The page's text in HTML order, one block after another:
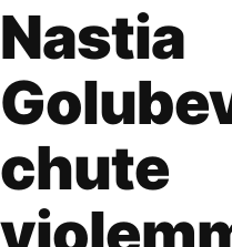
Nastia
chute